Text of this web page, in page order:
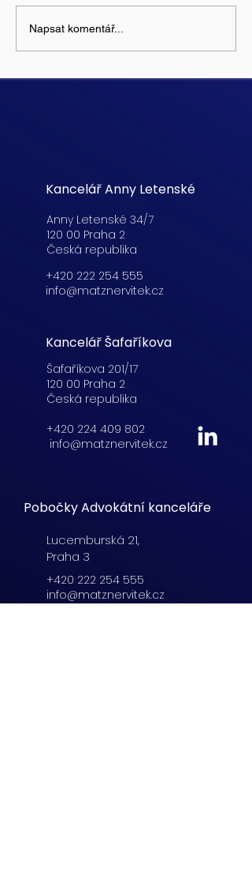
Napsat komentář...
Kancelář Anny Letenské
Anny Letenské 34/7
120 00 Praha 2
Česká republika
+420 222 254 555
info@matznervitek.cz
Kancelář Šafaříkova
Šafaříkova 201/17
120 00 Praha 2
Česká republika
+420 224 409 802
info@matznervitek.cz
Pobočky Advokátní kanceláře
Lucemburská 21,
Praha 3
+420 222 254 555
info@matznervitek.cz